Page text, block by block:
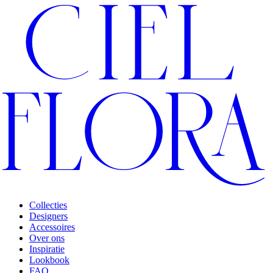
Collecties
Designers
Accessoires
Over ons
Inspiratie
Lookbook